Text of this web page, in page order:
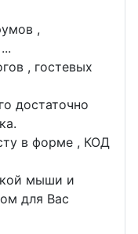
,
, гостевых
достаточно
в форме , КОД
мыши и
для Вас